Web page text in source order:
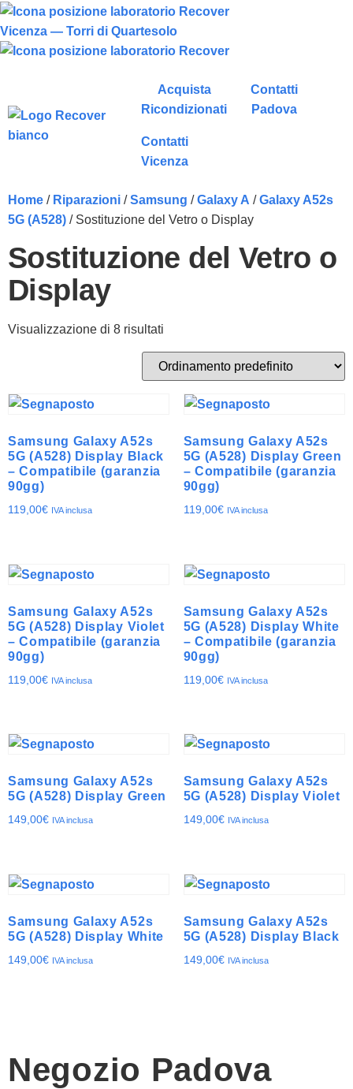
Vicenza — Torri di Quartesolo
Acquista
Ricondizionati
Contatti
Padova
Contatti
Vicenza
Home / Riparazioni /Samsung /Galaxy A /Galaxy A52s
5G (A528) / Sostituzione del Vetro o Display
Sostituzione del Vetro o
Display
Visualizzazione di 8 risultati
Samsung Galaxy A52s
5G (A528) Display Black
– Compatibile (garanzia
90gg)
119,00€ IVA inclusa
Samsung Galaxy A52s
5G (A528) Display Green
– Compatibile (garanzia
90gg)
119,00€ IVA inclusa
Samsung Galaxy A52s
5G (A528) Display Violet
– Compatibile (garanzia
90gg)
119,00€ IVA inclusa
Samsung Galaxy A52s
5G (A528) Display White
– Compatibile (garanzia
90gg)
119,00€ IVA inclusa
Samsung Galaxy A52s
5G (A528) Display Green
149,00€ IVA inclusa
Samsung Galaxy A52s
5G (A528) Display Violet
149,00€ IVA inclusa
Samsung Galaxy A52s
5G (A528) Display White
149,00€ IVA inclusa
Samsung Galaxy A52s
5G (A528) Display Black
149,00€ IVA inclusa
Negozio Padova